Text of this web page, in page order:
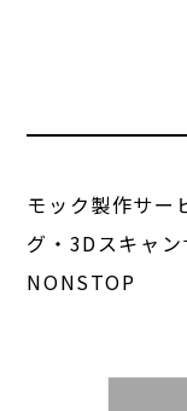
モック製作サー
グ・3Dスキャン
NONSTOP